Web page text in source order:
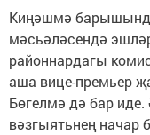
Киңәшмә
мәсьәләсендә
районнардагы
аша вице-премьер
Бөгелмә дә бар
вәзгыятьнең начар